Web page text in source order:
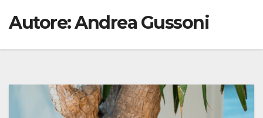
Autore:Andrea Gussoni